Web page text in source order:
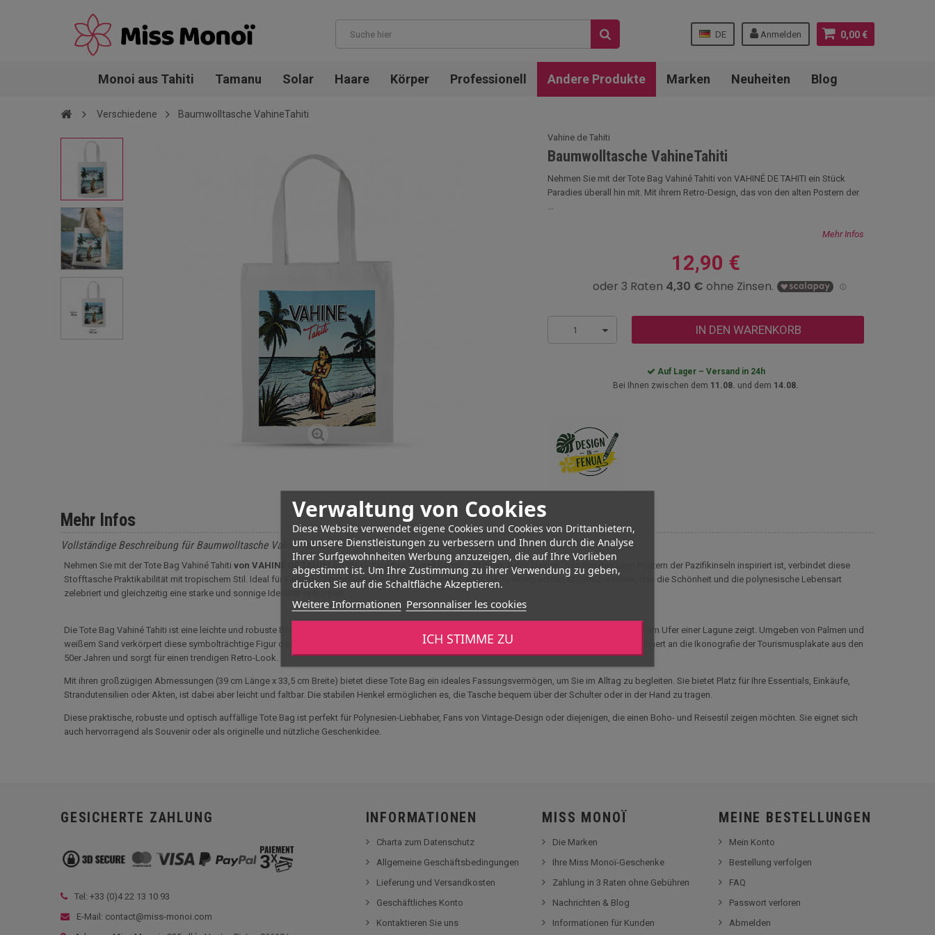
0,00 €
Anmelden
DE
Verwaltung von Cookies
Diese Website verwendet eigene Cookies und Cookies von Drittanbietern,
um unsere Dienstleistungen zu verbessern und Ihnen durch die Analyse
Ihrer Surfgewohnheiten Werbung anzuzeigen, die auf Ihre Vorlieben
abgestimmt ist. Um Ihre Zustimmung zu ihrer Verwendung zu geben,
drücken Sie auf die Schaltfläche Akzeptieren.
Weitere Informationen Personnaliser les cookies
ICH STIMME ZU
Monoi aus Tahiti Tamanu Solar Haare Körper Professionell Andere Produkte Marken Neuheiten Blog
Verschiedene Baumwolltasche VahineTahiti
Vahine de Tahiti
Baumwolltasche VahineTahiti
Nehmen Sie mit der Tote Bag Vahiné Tahiti von VAHINÉ DE TAHITI ein Stück
Paradies überall hin mit. Mit ihrem Retro-Design, das von den alten Postern der
...
Mehr Infos
12,90 €
1 IN DEN WARENKORB
Auf Lager – Versand in 24h
Bei Ihnen zwischen dem 11.08. und dem 14.08.
Mehr Infos
Vollständige Beschreibung für Baumwolltasche VahineTahiti
Nehmen Sie mit der Tote Bag Vahiné Tahiti von VAHINÉ DE TAHITI
ein Stück Paradies überall hin mit. Mit ihrem Retro-Design, das von den alten Postern der Pazifikinseln inspiriert ist, verbindet diese
Stofftasche Praktikabilität mit tropischem Stil. Ideal für Einkäufe, Strandbesuche oder Stadtbummel, wird sie zu einem echten Modeaccessoire, das die Schönheit und die polynesische Lebensart
zelebriert und gleichzeitig eine starke und sonnige Identität verkörpert.
Die Tote Bag Vahiné Tahiti ist eine leichte und robuste Baumwolltasche, die mit einem charmanten Druck veredelt wurde, der eine tanzende Vahiné am Ufer einer Lagune zeigt. Umgeben von Palmen und
weißem Sand verkörpert diese symbolträchtige Figur das süße Leben, die Weiblichkeit und die polynesische Tradition. Das Bild im Vintage-Stil erinnert an die Ikonografie der Tourismusplakate aus den
50er Jahren und sorgt für einen trendigen Retro-Look.
Mit ihren großzügigen Abmessungen (39 cm Länge x 33,5 cm Breite) bietet diese Tote Bag ein ideales Fassungsvermögen, um Sie im Alltag zu begleiten. Sie bietet Platz für Ihre Essentials, Einkäufe,
Strandutensilien oder Akten, ist dabei aber leicht und faltbar. Die stabilen Henkel ermöglichen es, die Tasche bequem über der Schulter oder in der Hand zu tragen.
Diese praktische, robuste und optisch auffällige Tote Bag ist perfekt für Polynesien-Liebhaber, Fans von Vintage-Design oder diejenigen, die einen Boho- und Reisestil zeigen möchten. Sie eignet sich
auch hervorragend als Souvenir oder als originelle und nützliche Geschenkidee.
GESICHERTE ZAHLUNG
Tel: +33 (0)4 22 13 10 93
E-Mail: contact@miss-monoi.com
INFORMATIONEN
Charta zum Datenschutz
Allgemeine Geschäftsbedingungen
Lieferung und Versandkosten
Geschäftliches Konto
Kontaktieren Sie uns
MISS MONOÏ
Die Marken
Ihre Miss Monoï-Geschenke
Zahlung in 3 Raten ohne Gebühren
Nachrichten & Blog
Informationen für Kunden
MEINE BESTELLUNGEN
Mein Konto
Bestellung verfolgen
FAQ
Passwort verloren
Abmelden